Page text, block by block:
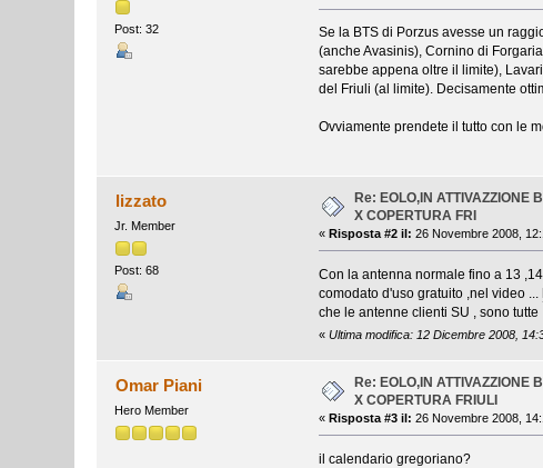
Post: 32
Se la BTS di Porzus avesse un
(anche Avasinis), Cornino di
sarebbe appena oltre il limite),
del Friuli (al limite). Decisamente
Ovviamente prendete il tutto con le
lizzato
Jr. Member
Post: 68
Re: EOLO,IN ATTIVAZZIONE
X COPERTURA FRI
« Risposta #2 il: 26 Novembre 2008,
Con la antenna normale fino a 13
comodato d'uso gratuito ,nel video ...
che le antenne clienti SU , sono
« Ultima modifica: 12 Dicembre 2008,
Omar Piani
Hero Member
Re: EOLO,IN ATTIVAZZIONE
X COPERTURA FRIULI
« Risposta #3 il: 26 Novembre 2008,
il calendario gregoriano?